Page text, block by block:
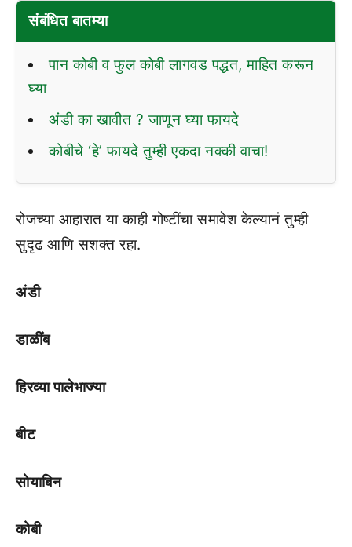
संबंधित बातम्या
पान कोबी व फुल कोबी लागवड पद्धत, माहित करून
घ्या
अंडी का खावीत ? जाणून घ्या फायदे
कोबीचे ‘हे’ फायदे तुम्ही एकदा नक्की वाचा!
रोजच्या आहारात या काही गोष्टींचा समावेश केल्यानं तुम्ही
सुदृढ आणि सशक्त रहा.
अंडी
डाळींब
हिरव्या पालेभाज्या
बीट
सोयाबिन
कोबी